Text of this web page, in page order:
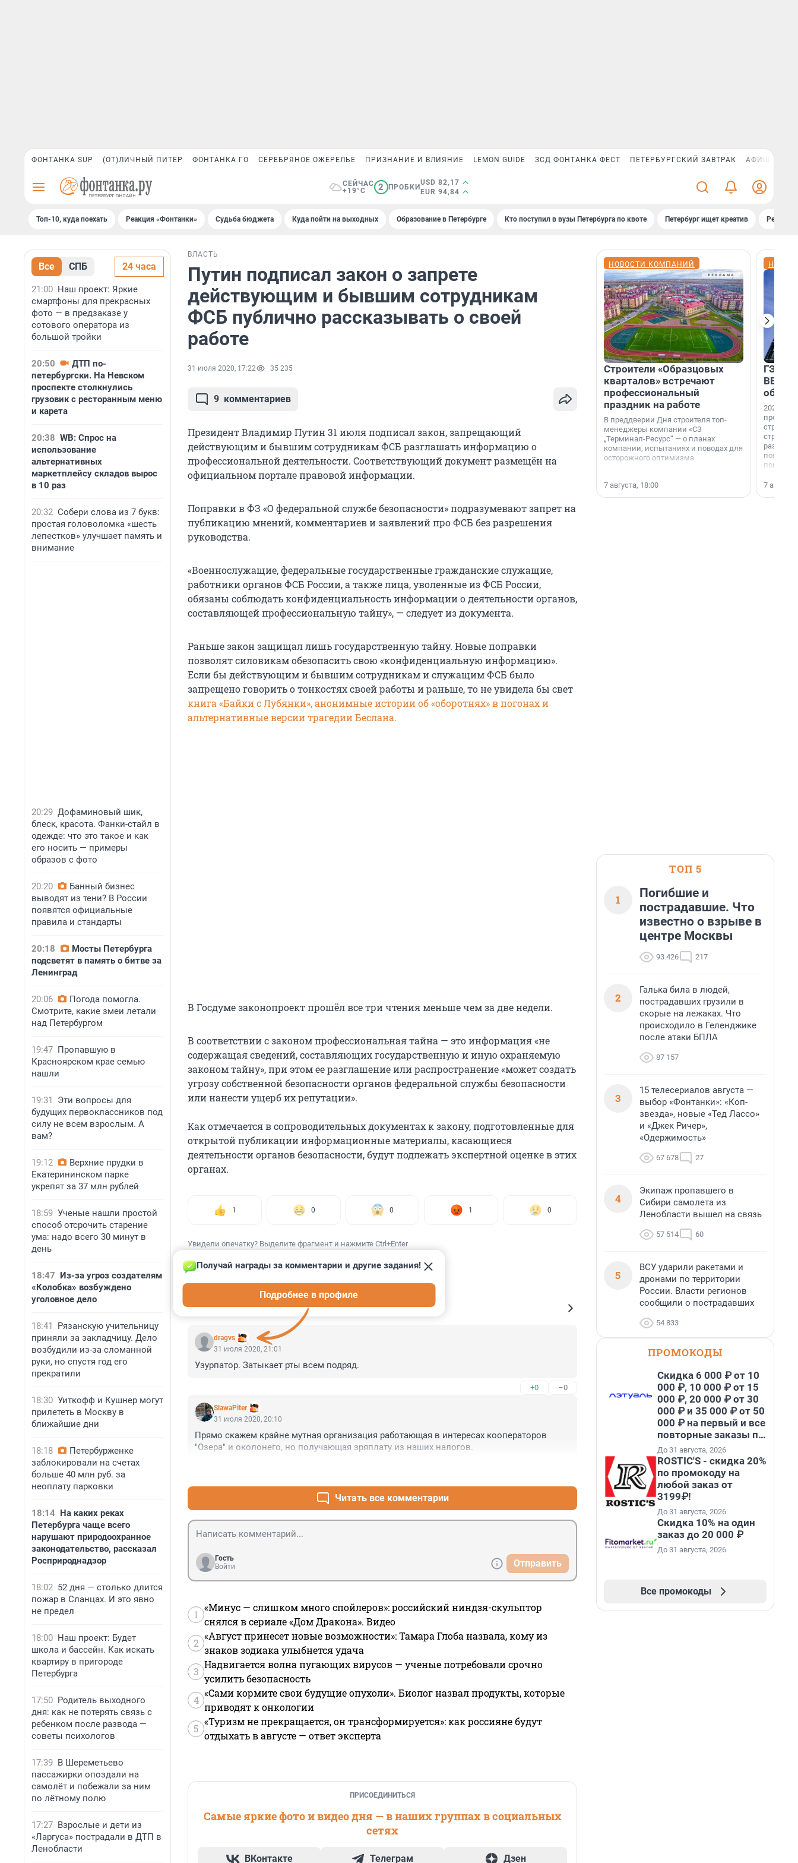
ФОНТАНКА SUP (ОТ)ЛИЧНЫЙ ПИТЕР ФОНТАНКА ГО СЕРЕБРЯНОЕ ОЖЕРЕЛЬЕ ПРИЗНАНИЕ И ВЛИЯНИЕ LEMON GUIDE ЗСД ФОНТАНКА ФЕСТ ПЕТЕРБУРГСКИЙ ЗАВТРАК АФИША PLUS
СЕЙЧАС
+19°C
2 ПРОБКИ
USD 82,17
EUR 94,84
Топ-10, куда поехать Реакция «Фонтанки» Судьба бюджета Куда пойти на выходных Образование в Петербурге Кто поступил в вузы Петербурга по квоте Петербург ищет креатив
Все СПБ 24 часа
21:00 Наш проект: Яркие
смартфоны для прекрасных
фото — в предзаказе у
сотового оператора из
большой тройки
20:50
ДТП по-
петербургски. На Невском
проспекте столкнулись
грузовик с ресторанным меню
и карета
20:38 WB: Спрос на
использование
альтернативных
маркетплейсу складов вырос
в 10 раз
20:32 Собери слова из 7 букв:
простая головоломка «шесть
лепестков» улучшает память и
внимание
20:29 Дофаминовый шик,
блеск, красота. Фанки-стайл в
одежде: что это такое и как
его носить — примеры
образов с фото
20:20
Банный бизнес
выводят из тени? В России
появятся официальные
правила и стандарты
20:18
Мосты Петербурга
подсветят в память о битве за
Ленинград
20:06
Погода помогла.
Смотрите, какие змеи летали
над Петербургом
19:47 Пропавшую в
Красноярском крае семью
нашли
19:31
Эти вопросы для
будущих первоклассников под
силу не всем взрослым. А
вам?
19:12
Верхние прудки в
Екатерининском парке
укрепят за 37 млн рублей
18:59 Ученые нашли простой
способ отсрочить старение
ума: надо всего 30 минут в
день
18:47 Из-за угроз создателям
«Колобка» возбуждено
уголовное дело
18:41
Рязанскую учительницу
приняли за закладчицу. Дело
возбудили из-за сломанной
руки, но спустя год его
прекратили
18:30 Уиткофф и Кушнер могут
прилететь в Москву в
ближайшие дни
18:18
Петербурженке
заблокировали на счетах
больше 40 млн руб. за
неоплату парковки
18:14 На каких реках
Петербурга чаще всего
нарушают природоохранное
законодательство, рассказал
Росприроднадзор
18:02 52 дня — столько длится
пожар в Сланцах. И это явно
не предел
18:00 Наш проект: Будет
школа и бассейн. Как искать
квартиру в пригороде
Петербурга
17:50 Родитель выходного
дня: как не потерять связь с
ребенком после развода —
советы психологов
17:39 В Шереметьево
пассажирки опоздали на
самолёт и побежали за ним
по лётному полю
17:27 Взрослые и дети из
«Ларгуса» пострадали в ДТП в
Ленобласти
ВЛАСТЬ
Путин подписал закон о запрете
действующим и бывшим сотрудникам
ФСБ публично рассказывать о своей
работе
31 июля 2020, 17:22 35 235
9 комментариев
Президент Владимир Путин 31 июля подписал закон, запрещающий
действующим и бывшим сотрудникам ФСБ разглашать информацию о
профессиональной деятельности. Соответствующий документ размещён на
официальном портале правовой информации.
Поправки в ФЗ «О федеральной службе безопасности» подразумевают запрет на
публикацию мнений, комментариев и заявлений про ФСБ без разрешения
руководства.
«Военнослужащие, федеральные государственные гражданские служащие,
работники органов ФСБ России, а также лица, уволенные из ФСБ России,
обязаны соблюдать конфиденциальность информации о деятельности органов,
составляющей профессиональную тайну», — следует из документа.
Раньше закон защищал лишь государственную тайну. Новые поправки
позволят силовикам обезопасить свою «конфиденциальную информацию».
Если бы действующим и бывшим сотрудникам и служащим ФСБ было
запрещено говорить о тонкостях своей работы и раньше, то не увидела бы свет
книга «Байки с Лубянки», анонимные истории об «оборотнях» в погонах и
альтернативные версии трагедии Беслана.
В Госдуме законопроект прошёл все три чтения меньше чем за две недели.
В соответствии с законом профессиональная тайна — это информация «не
содержащая сведений, составляющих государственную и иную охраняемую
законом тайну», при этом ее разглашение или распространение «может создать
угрозу собственной безопасности органов федеральной службы безопасности
или нанести ущерб их репутации».
Как отмечается в сопроводительных документах к закону, подготовленные для
открытой публикации информационные материалы, касающиеся
деятельности органов безопасности, будут подлежать экспертной оценке в этих
органах.
1 0 0 1 0
Увидели опечатку? Выделите фрагмент и нажмите Ctrl+Enter
КОММЕНТАРИИ 9
dragvs
Получай награды за комментарии и другие задания!
Подробнее в профиле
31 июля 2020, 21:01
Узурпатор. Затыкает рты всем подряд.
+0 –0
SlawaPiter
31 июля 2020, 20:10
Прямо скажем крайне мутная организация работающая в интересах кооператоров
"Озера" и околонего, но получающая зряплату из наших налогов.
Читать все комментарии
Гость
Войти
Отправить
1
«Минус — слишком много спойлеров»: российский ниндзя-скульптор
снялся в сериале «Дом Дракона». Видео
2
«Август принесет новые возможности»: Тамара Глоба назвала, кому из
знаков зодиака улыбнется удача
3
Надвигается волна пугающих вирусов — ученые потребовали срочно
усилить безопасность
4
«Сами кормите свои будущие опухоли». Биолог назвал продукты, которые
приводят к онкологии
5
«Туризм не прекращается, он трансформируется»: как россияне будут
отдыхать в августе — ответ эксперта
ПРИСОЕДИНИТЬСЯ
Самые яркие фото и видео дня — в наших группах в социальных
сетях
ВКонтакте Телеграм Дзен
НОВОСТИ КОМПАНИЙ
Строители «Образцовых
кварталов» встречают
профессиональный
праздник на работе
В преддверии Дня строителя топ-
менеджеры компании «СЗ
„Терминал-Ресурс“ — о планах
компании, испытаниях и поводах для
осторожного оптимизма.
7 августа, 18:00
ГЭС,
ВВП: в
об
2026-й —
раз. В
7
ТОП 5
1
Погибшие и
пострадавшие. Что
известно о взрыве в
центре Москвы
93 426 217
2
Галька била в людей,
пострадавших грузили в
скорые на лежаках. Что
происходило в Геленджике
после атаки БПЛА
87 157
3
15 телесериалов августа —
выбор «Фонтанки»: «Коп-
звезда», новые «Тед Лассо»
и «Джек Ричер»,
«Одержимость»
67 678 27
4
Экипаж пропавшего в
Сибири самолета из
Ленобласти вышел на связь
57 514 60
5
ВСУ ударили ракетами и
дронами по территории
России. Власти регионов
сообщили о пострадавших
54 833
ПРОМОКОДЫ
Скидка 6 000 ₽ от 10
000 ₽, 10 000 ₽ от 15
000 ₽, 20 000 ₽ от 30
000 ₽ и 35 000 ₽ от 50
000 ₽ на первый и все
повторные заказы по
промокоду НАБЕРИ
До 31 августа, 2026
ROSTIC'S - скидка 20%
по промокоду на
любой заказ от
3199₽!
До 31 августа, 2026
Скидка 10% на один
заказ до 20 000 ₽
До 31 августа, 2026
Все промокоды